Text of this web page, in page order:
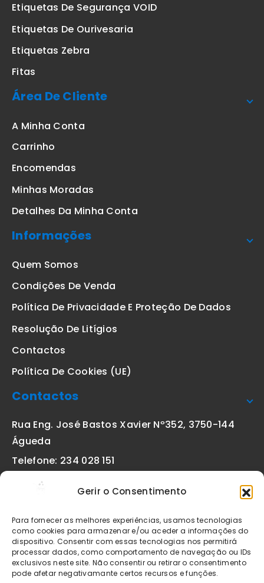
Gerir o Consentimento
Para fornecer as melhores experiências, usamos tecnologias
como cookies para armazenar e/ou aceder a informações do
dispositivo. Consentir com essas tecnologias nos permitirá
processar dados, como comportamento de navegação ou IDs
exclusivos neste site. Não consentir ou retirar o consentimento
pode afetar negativamante certos recursos e funções.
Etiquetas De Segurança VOID
Etiquetas De Ourivesaria
Etiquetas Zebra
Fitas
Área De Cliente
A Minha Conta
Carrinho
Encomendas
Minhas Moradas
Detalhes Da Minha Conta
Informações
Quem Somos
Condições De Venda
Política De Privacidade E Proteção De Dados
Resolução De Litígios
Contactos
Política De Cookies (UE)
Contactos
Rua Eng. José Bastos Xavier Nº352, 3750-144
Águeda
Telefone: 234 028 151
geral@etiquetas-online.pt
Os preços indicados incluem IVA à taxa legal em vigor. Todos
os artigos apresentados no site encontram-se sujeitos à
disponibilidade de stock após confirmação da encomenda. As